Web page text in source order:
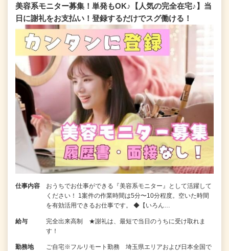
美容系モニター募集！単発もOK♪【人気の完全在宅♪】当
日に謝礼をお支払い！登録するだけでスグ働ける！
仕事内容
おうちでお仕事ができる『美容系モニター』として活躍して
ください！ 1案件の作業時間は5分〜10分程度。空いた時間
を有効活用できるお仕事です。 ◆【いろん…
給与
完全出来高制 ★謝礼は、最短で当日のうちに受け取れま
す！
勤務地
ご自宅※フルリモート勤務 埼玉県エリアおよび日本全国で